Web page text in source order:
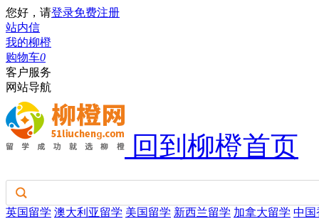
您好，请登录免费注册
站内信
我的柳橙
购物车0
客户服务
网站导航
回到柳橙首页
英国留学 澳大利亚留学 美国留学 新西兰留学 加拿大留学 中国